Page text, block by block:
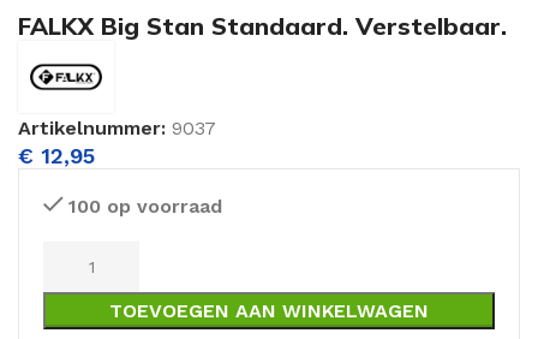
FALKX Big Stan Standaard. Verstelbaar.
Artikelnummer: 9037
€ 12,95
100 op voorraad
TOEVOEGEN AAN WINKELWAGEN